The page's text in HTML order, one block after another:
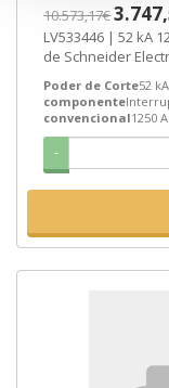
10.573,17€
LV533446 | 52 kA 1250 A Compact NS Interruptor seccionador
de Schneider
Poder de Corte52 kA
componente
convencional1250 A
-